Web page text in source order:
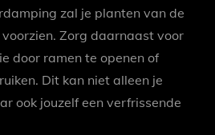
zal je planten van de
Zorg daarnaast voor
door ramen te openen of
Dit kan niet alleen je
ook jouzelf een verfrissende